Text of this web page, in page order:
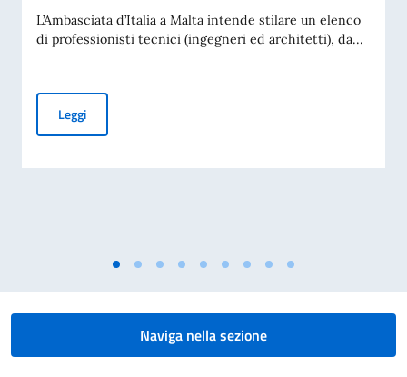
L’Ambasciata d’Italia a Malta intende stilare un elenco
di professionisti tecnici (ingegneri ed architetti), da...
LeggiAVVISO ESPLORATIVO DI MANIFESTAZIONE DI
Naviga nella sezione